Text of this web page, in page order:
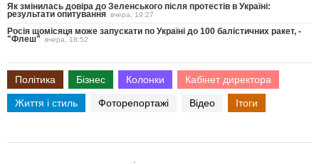
Як змінилась довіра до Зеленського після протестів в Україні:
результати опитування вчера, 19:27
Росія щомісяця може запускати по Україні до 100 балістичних ракет, -
"Флеш" вчера, 18:52
Політика Бізнес Колонки Кабінет директора
Життя і стиль Фоторепортажі Відео Ітоги